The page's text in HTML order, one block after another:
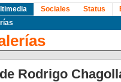
Sociales Status
Rodrigo